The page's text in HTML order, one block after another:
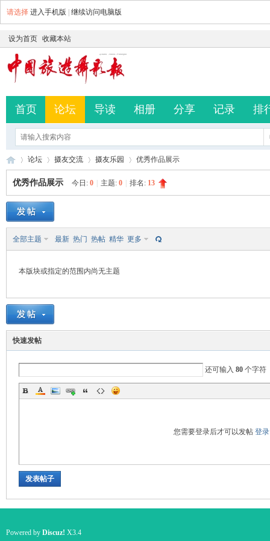
请选择 进入手机版 继续访问电脑版
设为首页 收藏本站
首页 论坛 导读 相册 分享 记录 排
国
»
论坛
›
摄友交流 摄友乐园 优秀作品展示
优秀作品展示 今日: 0 主题: 0 排名: 13
全部主题 最新 热门 热帖 精华 更多
本版块或指定的范围内尚无主题
快速发帖
还可输入 80 个字符
您需要登录后才可以发帖 登录
发表帖子
Powered by Discuz! X3.4